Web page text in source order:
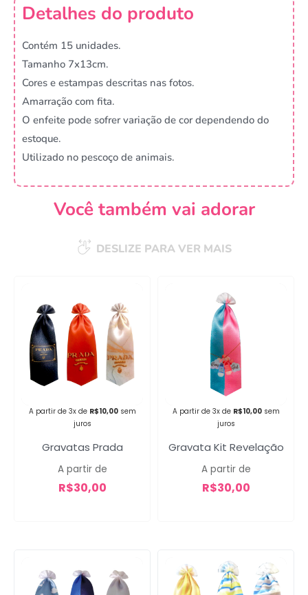
Detalhes do produto
Contém 15 unidades.
Tamanho 7x13cm.
Cores e estampas descritas nas fotos.
Amarração com fita.
O enfeite pode sofrer variação de cor dependendo do
estoque.
Utilizado no pescoço de animais.
Você também vai adorar
DESLIZE PARA VER MAIS
A partir de 3x de R$10,00 sem
juros
Gravatas Prada
A partir de
R$30,00
A partir de 3x de R$10,00 sem
juros
Gravata Kit Revelação
A partir de
R$30,00
Campanha lançada com
sucesso!